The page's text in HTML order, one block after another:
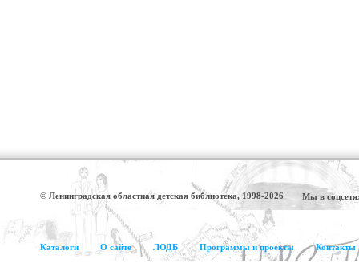
© Ленинградская областная детская библиотека, 1998-2026 Мы в
Каталоги О сайте ЛОДБ Программы и проекты Контакты